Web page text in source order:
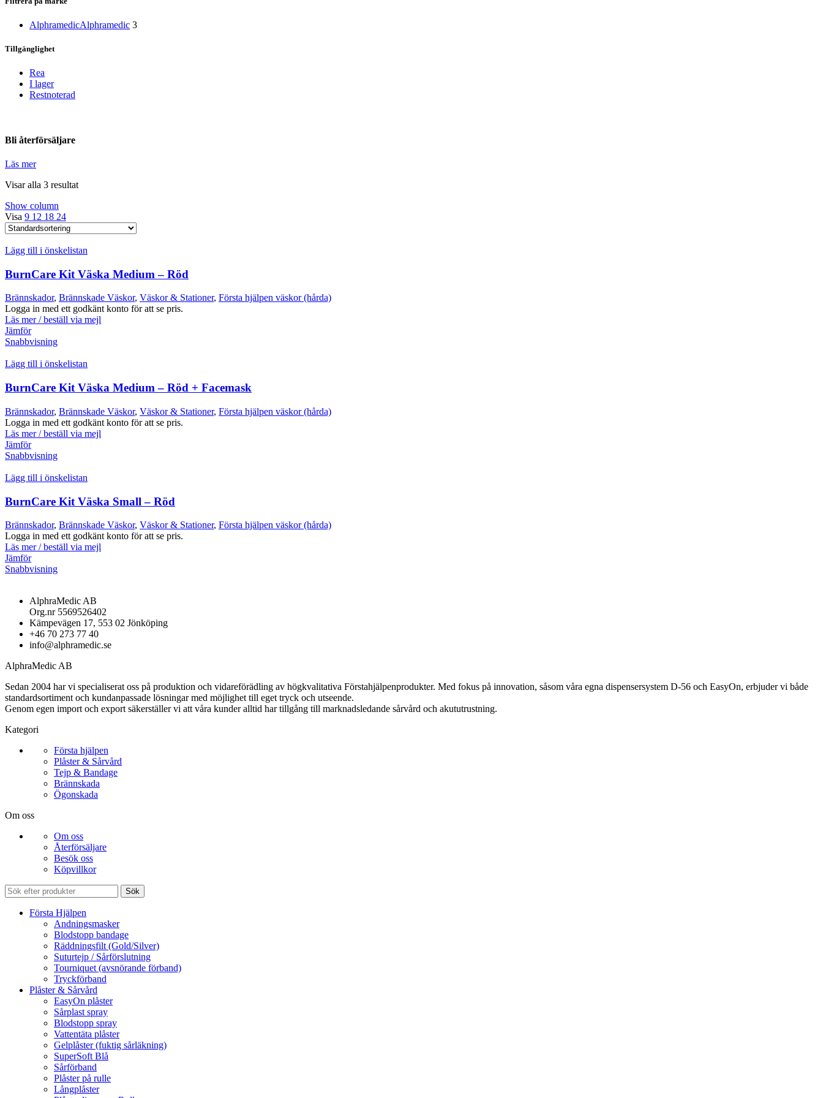
AlphramedicAlphramedic 3
Tillgänglighet
Rea
I lager
Restnoterad
Bli återförsäljare
Läs mer
Visar alla 3 resultat
Show column
Visa 9 12 18 24
Lägg till i önskelistan
BurnCare Kit Väska Medium – Röd
Brännskador, Brännskade Väskor, Väskor & Stationer, Första hjälpen väskor (hårda)
Logga in med ett godkänt konto för att se pris.
Läs mer / beställ via mejl
Jämför
Snabbvisning
Lägg till i önskelistan
BurnCare Kit Väska Medium – Röd + Facemask
Brännskador, Brännskade Väskor, Väskor & Stationer, Första hjälpen väskor (hårda)
Logga in med ett godkänt konto för att se pris.
Läs mer / beställ via mejl
Jämför
Snabbvisning
Lägg till i önskelistan
BurnCare Kit Väska Small – Röd
Brännskador, Brännskade Väskor, Väskor & Stationer, Första hjälpen väskor (hårda)
Logga in med ett godkänt konto för att se pris.
Läs mer / beställ via mejl
Jämför
Snabbvisning
AlphraMedic AB
Org.nr 5569526402
Kämpevägen 17, 553 02 Jönköping
+46 70 273 77 40
info@alphramedic.se
AlphraMedic AB
Sedan 2004 har vi specialiserat oss på produktion och vidareförädling av högkvalitativa Förstahjälpenprodukter. Med fokus på innovation, såsom våra egna dispensersystem D-56 och EasyOn, erbjuder vi både
standardsortiment och kundanpassade lösningar med möjlighet till eget tryck och utseende.
Genom egen import och export säkerställer vi att våra kunder alltid har tillgång till marknadsledande sårvård och akututrustning.
Kategori
Första hjälpen
Plåster & Sårvård
Tejp & Bandage
Brännskada
Ögonskada
Om oss
Om oss
Återförsäljare
Besök oss
Köpvillkor
Sök
Första Hjälpen
Andningsmasker
Blodstopp bandage
Räddningsfilt (Gold/Silver)
Suturtejp / Sårförslutning
Tourniquet (avsnörande förband)
Tryckförband
Plåster & Sårvård
EasyOn plåster
Sårplast spray
Blodstopp spray
Vattentäta plåster
Gelplåster (fuktig sårläkning)
SuperSoft Blå
Sårförband
Plåster på rulle
Långplåster